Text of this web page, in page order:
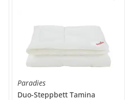
Paradies
Duo-Steppbett Tamina